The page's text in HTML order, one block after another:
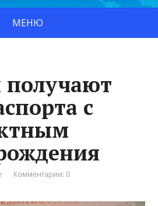
МЕНЮ
получают
с
Комментарии: 0